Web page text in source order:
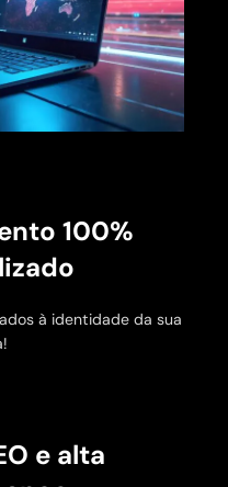
100%
à identidade da sua
e alta